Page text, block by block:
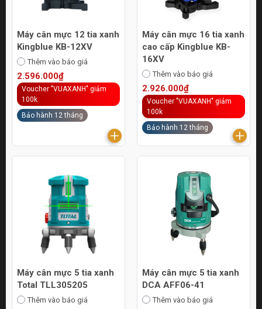
Máy cân mực 12 tia xanh
Kingblue KB-12XV
Thêm vào báo giá
2.596.000₫
Voucher "VUAXANH" giảm
100k
Bảo hành 12 tháng
Máy cân mực 16 tia xanh
cao cấp Kingblue KB-
16XV
Thêm vào báo giá
2.926.000₫
Voucher "VUAXANH" giảm
100k
Bảo hành 12 tháng
Máy cân mực 5 tia xanh
Total TLL305205
Thêm vào báo giá
Máy cân mực 5 tia xanh
DCA AFF06-41
Thêm vào báo giá